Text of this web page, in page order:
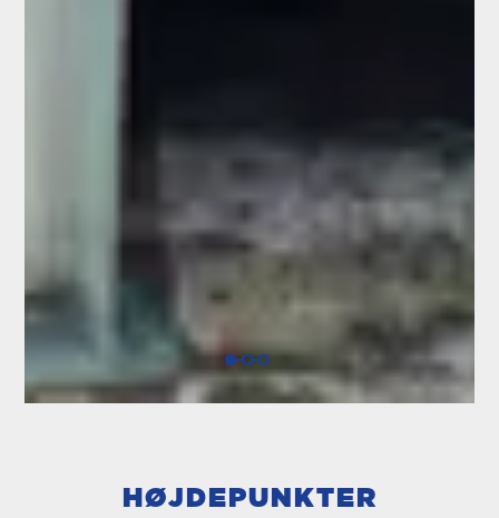
HØJDEPUNKTER